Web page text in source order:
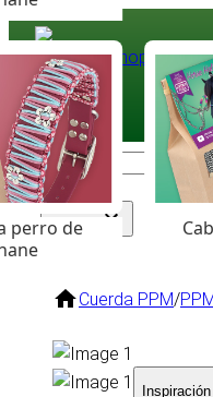
Surtido
perro de
Inspiración
Cuerda PPM/